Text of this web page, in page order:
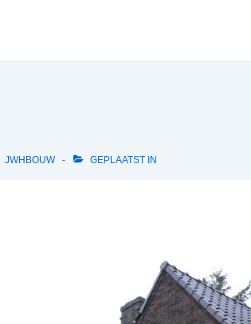
JWHBOUW GEPLAATST IN